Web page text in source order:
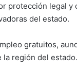
protección legal y
del estado.
gratuitos,
región del estado.